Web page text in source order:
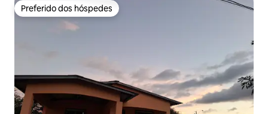
Preferido dos hóspedes
Preferido dos hóspedes